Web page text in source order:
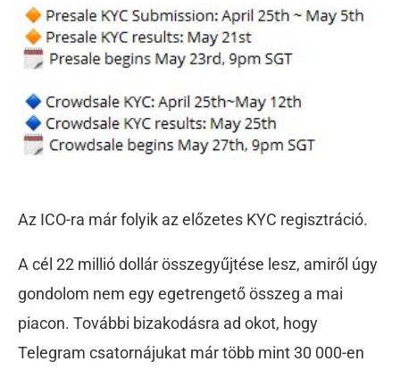
Az ICO-ra már folyik az előzetes KYC regisztráció.
A cél 22 millió dollár összegyűjtése lesz, amiről úgy
gondolom nem egy egetrengető összeg a mai
piacon. További bizakodásra ad okot, hogy
Telegram csatornájukat már több mint 30 000-en